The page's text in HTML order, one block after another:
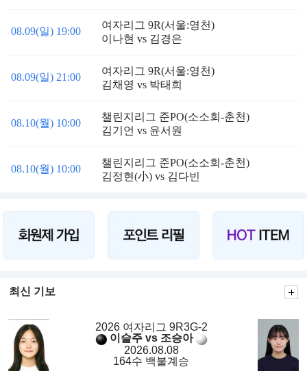
08.09(일) 19:00
여자리그 9R(서울:영천)
이나현 vs 김경은
08.09(일) 21:00
여자리그 9R(서울:영천)
김채영 vs 박태희
08.10(월) 10:00
챌린지리그 준PO(소소회-춘천)
김기언 vs 윤서원
08.10(월) 10:00
챌린지리그 준PO(소소회-춘천)
김정현(小) vs 김다빈
최신 기보
2026 여자리그 9R3G-2
이슬주 vs 조승아
2026.08.08
164수 백불계승